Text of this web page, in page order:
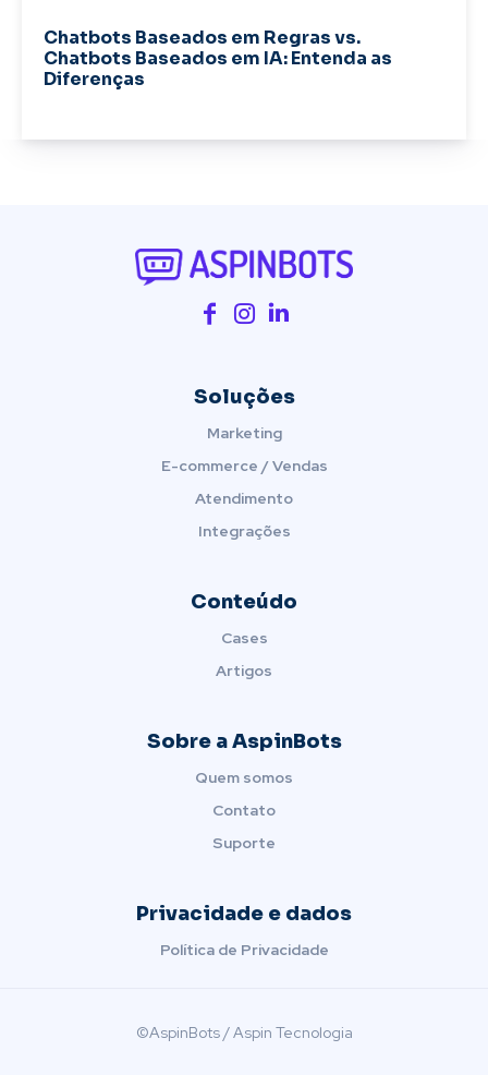
Chatbots Baseados em Regras vs.
Chatbots Baseados em IA: Entenda as
Diferenças
Soluções
Marketing
E-commerce / Vendas
Atendimento
Integrações
Conteúdo
Cases
Artigos
Sobre a AspinBots
Quem somos
Contato
Suporte
Privacidade e dados
Política de Privacidade
©AspinBots / Aspin Tecnologia